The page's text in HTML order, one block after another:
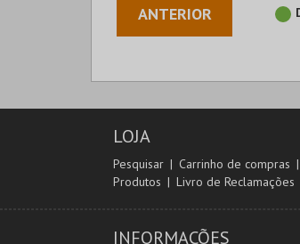
ANTERIOR
LOJA
Pesquisar Carrinho de compras
Produtos
Livro de Reclamações
INFORMAÇÕES